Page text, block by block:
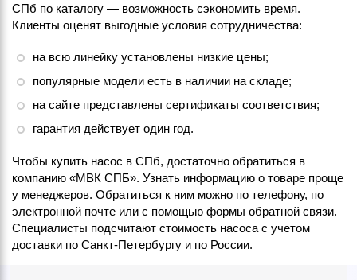
СПб по каталогу — возможность сэкономить время.
Клиенты оценят выгодные условия сотрудничества:
на всю линейку установлены низкие цены;
популярные модели есть в наличии на складе;
на сайте представлены сертификаты соответствия;
гарантия действует один год.
Чтобы купить насос в СПб, достаточно обратиться в
компанию «МВК СПБ». Узнать информацию о товаре проще
у менеджеров. Обратиться к ним можно по телефону, по
электронной почте или с помощью формы обратной связи.
Специалисты подсчитают стоимость насоса с учетом
доставки по Санкт-Петербургу и по России.